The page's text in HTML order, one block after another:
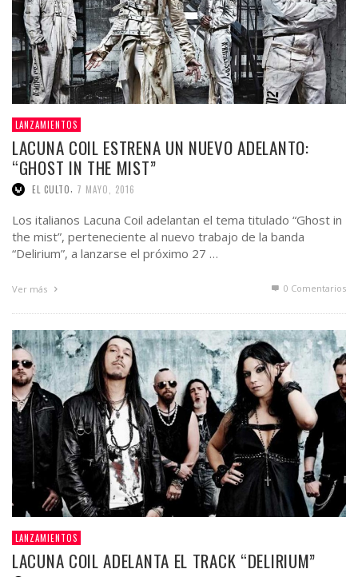
LANZAMIENTOS
LACUNA COIL ESTRENA UN NUEVO ADELANTO:
“GHOST IN THE MIST”
EL CULTO, 7 MAYO, 2016
Los italianos Lacuna Coil adelantan el tema titulado “Ghost in
the mist”, perteneciente al nuevo trabajo de la banda
“Delirium”, a lanzarse el próximo 27 …
Ver más 0 Comentarios
LANZAMIENTOS
LACUNA COIL ADELANTA EL TRACK “DELIRIUM”